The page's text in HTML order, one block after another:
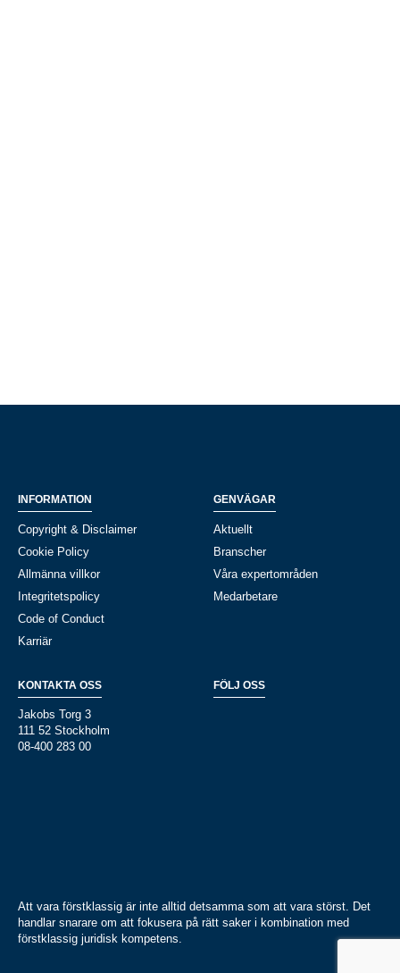
INFORMATION
Copyright & Disclaimer
Cookie Policy
Allmänna villkor
Integritetspolicy
Code of Conduct
Karriär
GENVÄGAR
Aktuellt
Branscher
Våra expertområden
Medarbetare
KONTAKTA OSS
Jakobs Torg 3
111 52 Stockholm
08-400 283 00
FÖLJ OSS
Att vara förstklassig är inte alltid detsamma som att vara störst. Det
handlar snarare om att fokusera på rätt saker i kombination med
förstklassig juridisk kompetens.